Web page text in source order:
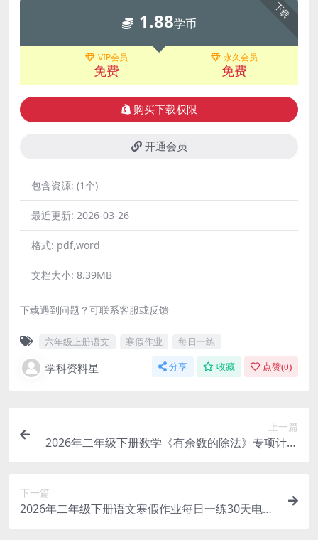
下载
1.88学币
VIP会员
免费
永久会员
免费
购买下载权限
开通会员
包含资源: (1个)
最近更新: 2026-03-26
格式: pdf,word
文档大小: 8.39MB
下载遇到问题？可联系客服或反馈
六年级上册语文 寒假作业 每日一练
学科资料星 分享 收藏 点赞(0)
上一篇
2026年二年级下册数学《有余数的除法》专项计算
下一篇
2026年二年级下册语文寒假作业每日一练30天电子